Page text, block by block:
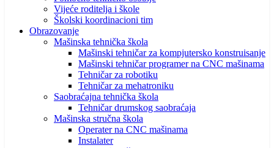
Vijeće roditelja i škole
Školski koordinacioni tim
Obrazovanje
Mašinska tehnička škola
Mašinski tehničar za kompjutersko konstruisanje
Mašinski tehničar programer na CNC mašinama
Tehničar za robotiku
Tehničar za mehatroniku
Saobraćajna tehnička škola
Tehničar drumskog saobraćaja
Mašinska stručna škola
Operater na CNC mašinama
Instalater